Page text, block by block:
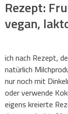
Rezept:
vegan,
ich nach Rezept,
natürlich
nur noch mit
oder verwende
eigens kreierte